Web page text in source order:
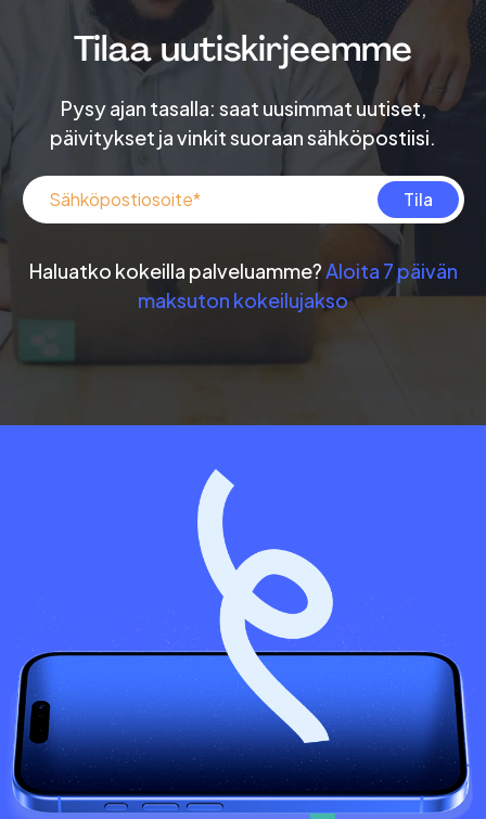
Tilaa uutiskirjeemme
Pysy ajan tasalla: saat uusimmat uutiset,
päivitykset ja vinkit suoraan sähköpostiisi.
Haluatko kokeilla palveluamme?Aloita 7 päivän
maksuton kokeilujakso